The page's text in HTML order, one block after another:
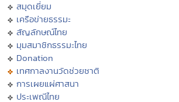
สมุดเยี่ยม
เครือข่ายธรรมะ
สัญลักษณ์ไทย
มุมสมาชิกธรรมะไทย
Donation
เทศกาลงานวัดช่วยชาติ
การเผยแผ่ศาสนา
ประเพณีไทย